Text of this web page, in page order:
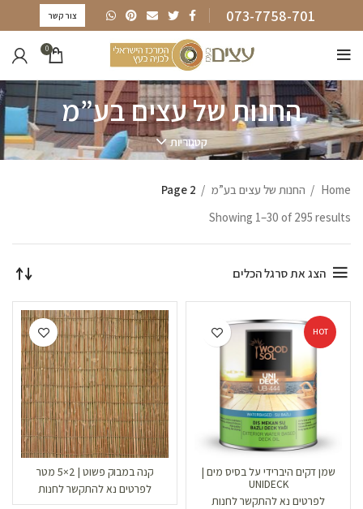
073-7758-701 צור קשר
0
החנות של עצים בע”מ
קטגוריות
Home החנות של עצים בע”מ
Page 2
Showing 1–30 of 295 results
הצג את סרגל הכלים
HOT
שמן דקים היברידי על בסיס מים |
UNIDECK
לפרטים נא להתקשר לחנות
קנה במבוק פשוט | 2×5 מטר
לפרטים נא להתקשר לחנות